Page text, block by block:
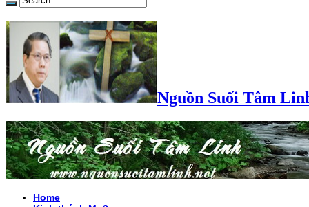
Nguồn Suối Tâm
Home